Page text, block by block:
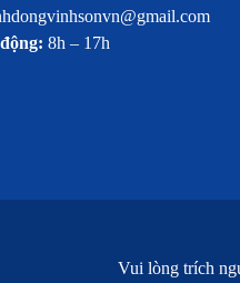
8h – 17h
Vui lòng trích